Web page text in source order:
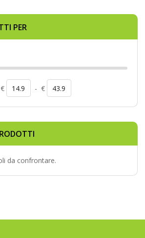
PER
€ - €
da confrontare.